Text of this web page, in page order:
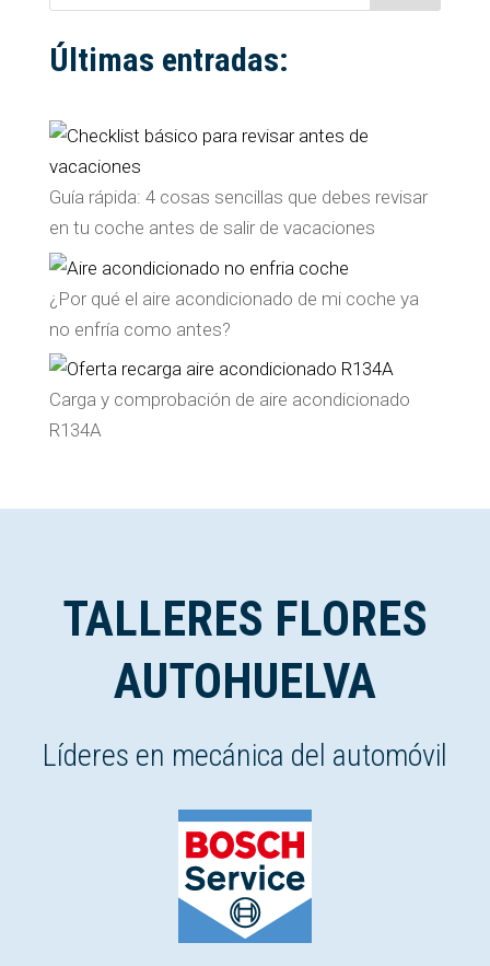
Últimas entradas:
Guía rápida: 4 cosas sencillas que debes revisar
en tu coche antes de salir de vacaciones
¿Por qué el aire acondicionado de mi coche ya
no enfría como antes?
Carga y comprobación de aire acondicionado
R134A
TALLERES FLORES
AUTOHUELVA
Líderes en mecánica del automóvil